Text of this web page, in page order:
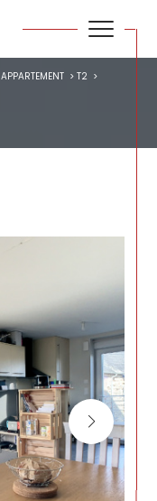
APPARTEMENT
T2